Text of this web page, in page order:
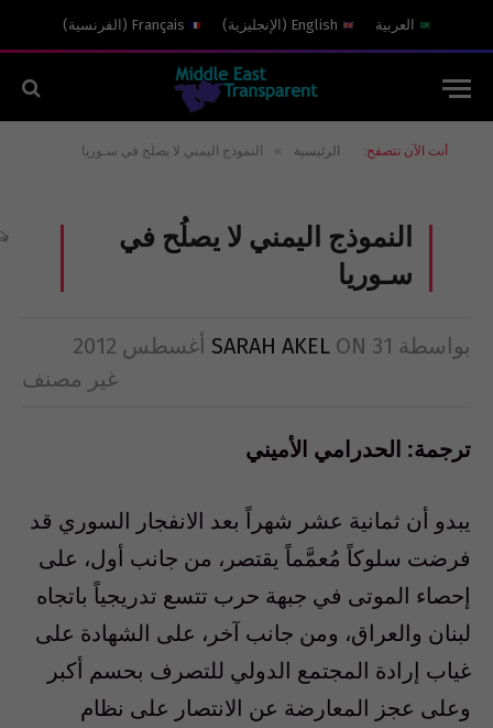
العربية English
( الإنجليزية)
Français
( الفرنسية)
أنت الآن تتصفح: الرئيسية » النموذج اليمني لا يصلُح في سـوريا
النموذج اليمني لا يصلُح في
سـوريا
بواسطة SARAH AKEL ON 31 أغسطس 2012
غير مصنف
ترجمة: الحدرامي الأميني
يبدو أن ثمانية عشر شهراً بعد الانفجار السوري قد
فرضت سلوكاً مُعمَّماً يقتصر، من جانب أول، على
إحصاء الموتى في جبهة حرب تتسع تدريجياً باتجاه
لبنان والعراق، ومن جانب آخر، على الشهادة على
غياب إرادة المجتمع الدولي للتصرف بحسم أكبر
وعلى عجز المعارضة عن الانتصار على نظام